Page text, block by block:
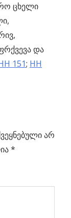
ცხელი
და
151; HH
არ
*